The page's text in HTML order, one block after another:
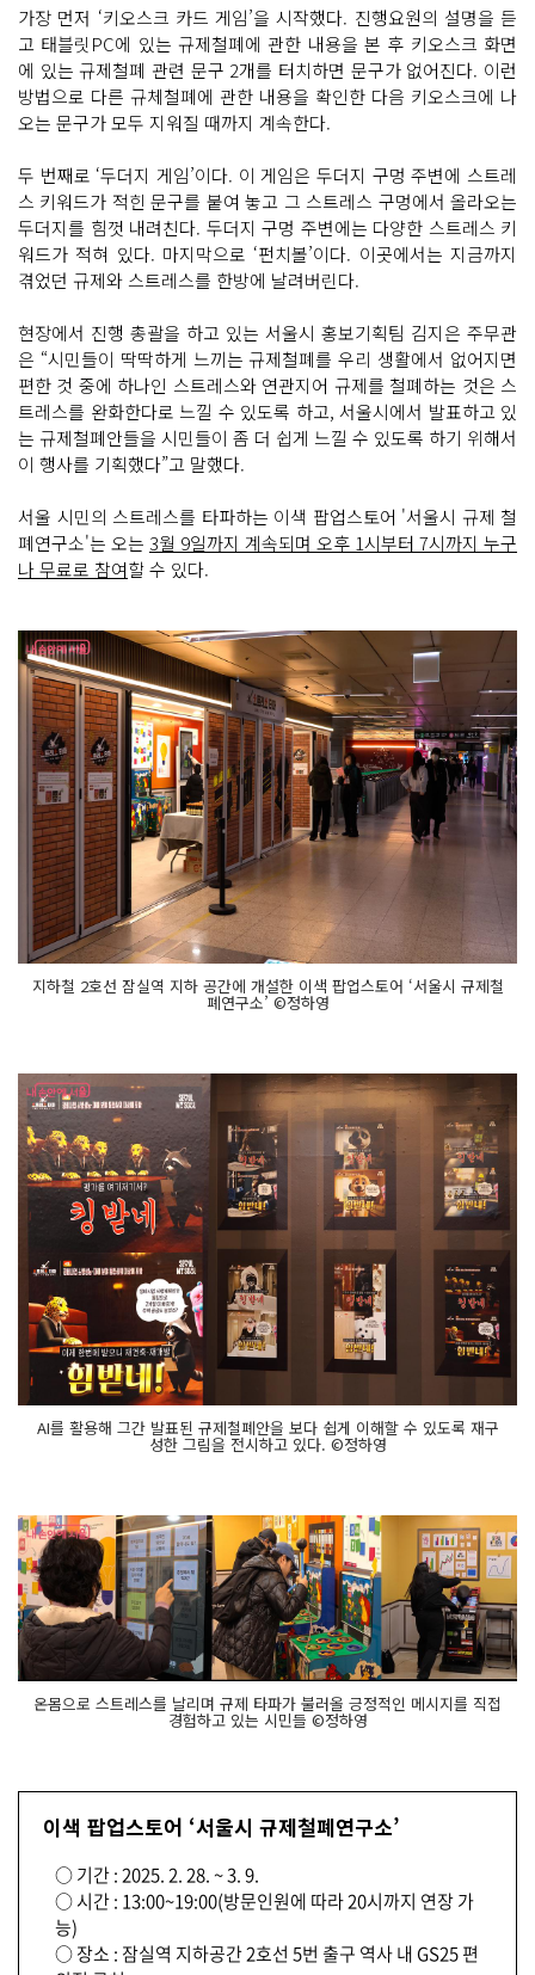
스 타
파 서
울
시 규
제 철
폐 연
구
소
실
역 팝
업
스
토
어
를 찾
았
습
다.
팝
업
스
토
어
에
서
는
스
크
를 활
용
한 카
인 '규
제
의 전
환'
스
스 키
가 적
힌 두
를 잡
는 '규
지 게
임'
규
제
를 깨
는 펀
이 운
다'가 설
치
되
어 있
습
니
고 세 가
지 모
두 참
여
한 시
민
게 드
리
면' 과 '규
제
야 영
원
히 자
장'
시
원
한 활
력
수
가 준
가장 먼저 ‘키오스크 카드 게임’을 시작했다. 진행요원의 설명을 듣
고 태블릿PC에 있는 규제철폐에 관한 내용을 본 후 키오스크 화면
에 있는 규제철폐 관련 문구 2개를 터치하면 문구가 없어진다. 이런
방법으로 다른 규체철폐에 관한 내용을 확인한 다음 키오스크에 나
오는 문구가 모두 지워질 때까지 계속한다.
두 번째로 ‘두더지 게임’이다. 이 게임은 두더지 구멍 주변에 스트레
스 키워드가 적힌 문구를 붙여 놓고 그 스트레스 구멍에서 올라오는
두더지를 힘껏 내려친다. 두더지 구멍 주변에는 다양한 스트레스 키
워드가 적혀 있다. 마지막으로 ‘펀치볼’이다. 이곳에서는 지금까지
겪었던 규제와 스트레스를 한방에 날려버린다.
현장에서 진행 총괄을 하고 있는 서울시 홍보기획팀 김지은 주무관
은 “시민들이 딱딱하게 느끼는 규제철폐를 우리 생활에서 없어지면
편한 것 중에 하나인 스트레스와 연관지어 규제를 철폐하는 것은 스
트레스를 완화한다로 느낄 수 있도록 하고, 서울시에서 발표하고 있
는 규제철폐안들을 시민들이 좀 더 쉽게 느낄 수 있도록 하기 위해서
이 행사를 기획했다”고 말했다.
서울 시민의 스트레스를 타파하는 이색 팝업스토어 '서울시 규제 철
폐연구소'는 오는 3월 9일까지 계속되며 오후 1시부터 7시까지 누구
나 무료로 참여할 수 있다.
지하철 2호선 잠실역 지하 공간에 개설한 이색 팝업스토어 ‘서울시 규제철
폐연구소’ ©정하영
AI를 활용해 그간 발표된 규제철폐안을 보다 쉽게 이해할 수 있도록 재구
성한 그림을 전시하고 있다. ©정하영
온몸으로 스트레스를 날리며 규제 타파가 불러올 긍정적인 메시지를 직접
경험하고 있는 시민들 ©정하영
이색 팝업스토어 ‘서울시 규제철폐연구소’
○ 기간 : 2025. 2. 28. ~ 3. 9.
○ 시간 : 13:00~19:00(방문인원에 따라 20시까지 연장 가
능)
○ 장소 : 잠실역 지하공간 2호선 5번 출구 역사 내 GS25 편